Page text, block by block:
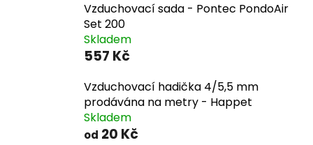
Vzduchovací sada - Pontec PondoAir
Set 200
Skladem
557 Kč
Vzduchovací hadička 4/5,5 mm
prodávána na metry - Happet
Skladem
od 20 Kč